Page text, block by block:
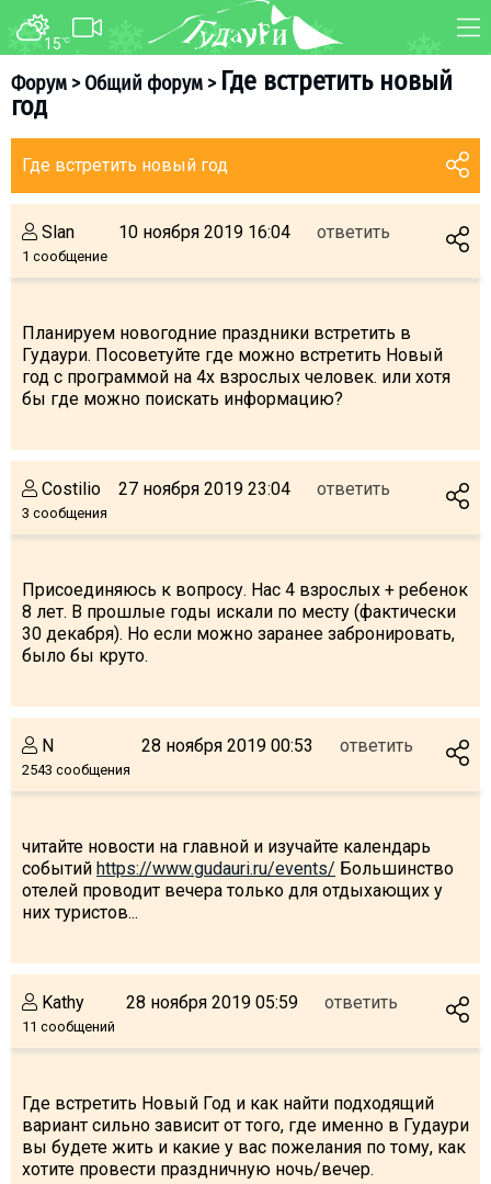
15°C
Форум>Общий форум> Где встретить новый
год
Где встретить новый год
Slan
1 сообщение
10 ноября 2019 16:04 ответить
Планируем новогодние праздники встретить в
Гудаури. Посоветуйте где можно встретить Новый
год с программой на 4х взрослых человек. или хотя
бы где можно поискать информацию?
Costilio
3 сообщения
27 ноября 2019 23:04 ответить
Присоединяюсь к вопросу. Нас 4 взрослых + ребенок
8 лет. В прошлые годы искали по месту (фактически
30 декабря). Но если можно заранее забронировать,
было бы круто.
N
2543 сообщения
28 ноября 2019 00:53 ответить
читайте новости на главной и изучайте календарь
событий https://www.gudauri.ru/events/ Большинство
отелей проводит вечера только для отдыхающих у
них туристов...
Kathy
11 сообщений
28 ноября 2019 05:59 ответить
Где встретить Новый Год и как найти подходящий
вариант сильно зависит от того, где именно в Гудаури
вы будете жить и какие у вас пожелания по тому, как
хотите провести праздничную ночь/вечер.
ФОРУМ КАРТА
Схема трасс
Инструкторы
Прокат
Развлечения
Календарь событий
Телеграм-канал
ПРОЖИВАНИЕ
Квартиры
Отели
Горячие предложения
Долгосрочная аренда
Другое
ГРУЗИЯ
Визы и Документы
Что пить?
Деньги
Галерея
Отчеты
Безопасность